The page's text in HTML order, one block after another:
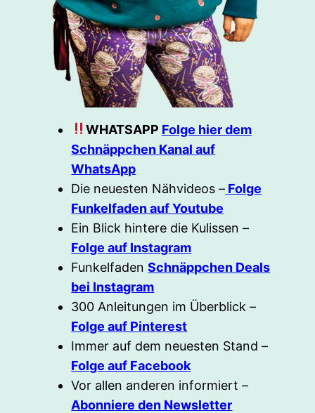
WHATSAPP Folge hier dem
Schnäppchen Kanal auf
WhatsApp
Die neuesten Nähvideos – Folge
Funkelfaden auf Youtube
Ein Blick hintere die Kulissen –
Folge auf Instagram
FunkelfadenSchnäppchen Deals
bei Instagram
300 Anleitungen im Überblick –
Folge auf Pinterest
Immer auf dem neuesten Stand –
Folge auf Facebook
Vor allen anderen informiert –
Abonniere den Newsletter